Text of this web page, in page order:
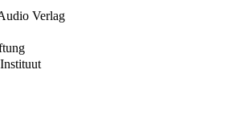
Verlag